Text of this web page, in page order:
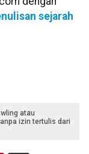
sejarah
atau
izin tertulis dari